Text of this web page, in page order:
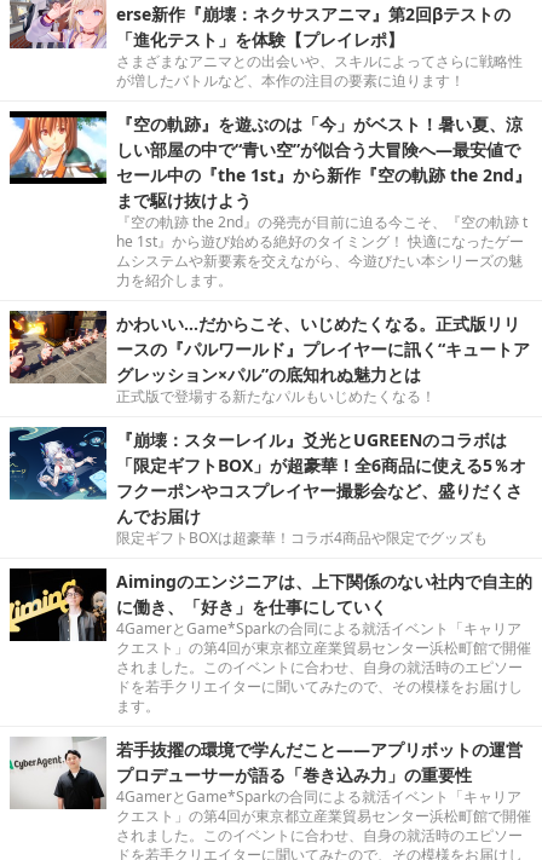
erse新作『崩壊：ネクサスアニマ』第2回βテストの
「進化テスト」を体験【プレイレポ】
さまざまなアニマとの出会いや、スキルによってさらに戦略性
が増したバトルなど、本作の注目の要素に迫ります！
『空の軌跡』を遊ぶのは「今」がベスト！暑い夏、涼
しい部屋の中で“青い空”が似合う大冒険へ―最安値で
セール中の『the 1st』から新作『空の軌跡 the 2nd』
まで駆け抜けよう
『空の軌跡 the 2nd』の発売が目前に迫る今こそ、『空の軌跡 t
he 1st』から遊び始める絶好のタイミング！ 快適になったゲー
ムシステムや新要素を交えながら、今遊びたい本シリーズの魅
力を紹介します。
かわいい…だからこそ、いじめたくなる。正式版リリ
ースの『パルワールド』プレイヤーに訊く“キュートア
グレッション×パル”の底知れぬ魅力とは
正式版で登場する新たなパルもいじめたくなる！
『崩壊：スターレイル』爻光とUGREENのコラボは
「限定ギフトBOX」が超豪華！全6商品に使える5％オ
フクーポンやコスプレイヤー撮影会など、盛りだくさ
んでお届け
限定ギフトBOXは超豪華！コラボ4商品や限定でグッズも
Aimingのエンジニアは、上下関係のない社内で自主的
に働き、「好き」を仕事にしていく
4GamerとGame*Sparkの合同による就活イベント「キャリア
クエスト」の第4回が東京都立産業貿易センター浜松町館で開催
されました。このイベントに合わせ、自身の就活時のエピソー
ドを若手クリエイターに聞いてみたので、その模様をお届けし
ます。
若手抜擢の環境で学んだこと――アプリボットの運営
プロデューサーが語る「巻き込み力」の重要性
4GamerとGame*Sparkの合同による就活イベント「キャリア
クエスト」の第4回が東京都立産業貿易センター浜松町館で開催
されました。このイベントに合わせ、自身の就活時のエピソー
ドを若手クリエイターに聞いてみたので、その模様をお届けし